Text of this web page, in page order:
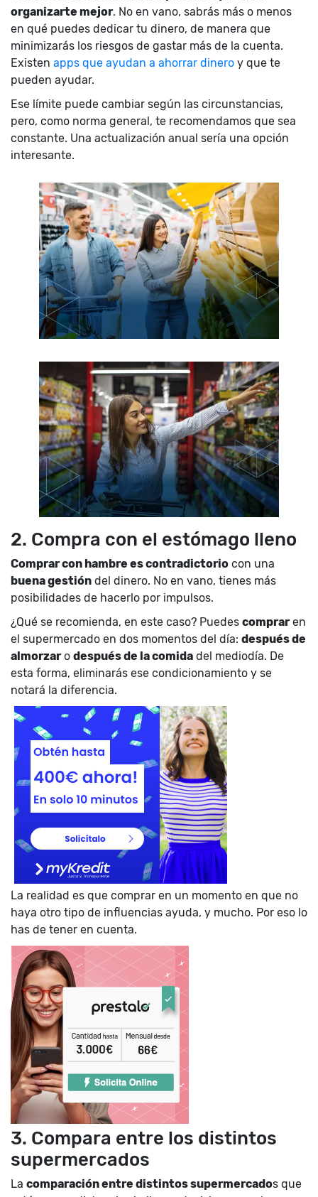
organizarte mejor. No en vano, sabrás más o menos
en qué puedes dedicar tu dinero, de manera que
minimizarás los riesgos de gastar más de la cuenta.
Existen apps que ayudan a ahorrar dinero y que te
pueden ayudar.
Ese límite puede cambiar según las circunstancias,
pero, como norma general, te recomendamos que sea
constante. Una actualización anual sería una opción
interesante.
2. Compra con el estómago lleno
Comprar con hambre es contradictorio con una
buena gestión del dinero. No en vano, tienes más
posibilidades de hacerlo por impulsos.
¿Qué se recomienda, en este caso? Puedes compraren
el supermercado en dos momentos del día: después de
almorzaro después de la comida del mediodía. De
esta forma, eliminarás ese condicionamiento y se
notará la diferencia.
La realidad es que comprar en un momento en que no
haya otro tipo de influencias ayuda, y mucho. Por eso lo
has de tener en cuenta.
3. Compara entre los distintos
supermercados
La comparación entre distintos supermercados que